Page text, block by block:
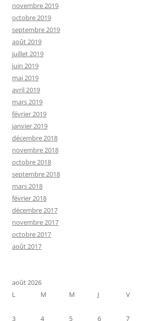
novembre 2019
octobre 2019
septembre 2019
août 2019
juillet 2019
juin 2019
mai 2019
avril 2019
mars 2019
février 2019
janvier 2019
décembre 2018
novembre 2018
octobre 2018
septembre 2018
mars 2018
février 2018
décembre 2017
novembre 2017
octobre 2017
août 2017
août 2026
L
M M J V
3
4 5 6 7